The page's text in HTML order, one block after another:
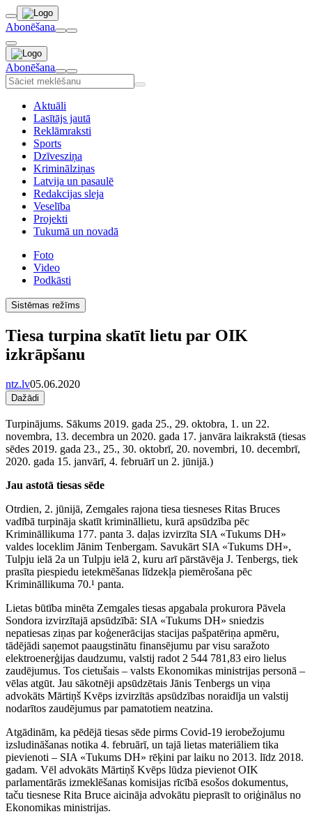
Abonēšana
Abonēšana
Aktuāli
Lasītājs jautā
Reklāmraksti
Sports
Dzīvesziņa
Kriminālziņas
Latvija un pasaulē
Redakcijas sleja
Veselība
Projekti
Tukumā un novadā
Foto
Video
Podkāsti
Sistēmas režīms
Tiesa turpina skatīt lietu par OIK
izkrāpšanu
ntz.lv05.06.2020
Dažādi
Turpinājums. Sākums 2019. gada 25., 29. oktobra, 1. un 22.
novembra, 13. decembra un 2020. gada 17. janvāra laikrakstā (tiesas
sēdes 2019. gada 23., 25., 30. oktobrī, 20. novembri, 10. decembrī,
2020. gada 15. janvārī, 4. februārī un 2. jūnijā.)
Jau astotā tiesas sēde
Otrdien, 2. jūnijā, Zemgales rajona tiesa tiesneses Ritas Bruces
vadībā turpināja skatīt krimināllietu, kurā apsūdzība pēc
Krimināllikuma 177. panta 3. daļas izvirzīta SIA «Tukums DH»
valdes loceklim Jānim Tenbergam. Savukārt SIA «Tukums DH»,
Tulpju ielā 2a un Tulpju ielā 2, kuru arī pārstāvēja J. Tenbergs, tiek
prasīta piespiedu ietekmēšanas līdzekļa piemērošana pēc
Krimināllikuma 70.¹ panta.
Lietas būtība minēta Zemgales tiesas apgabala prokurora Pāvela
Sondora izvirzītajā apsūdzībā: SIA «Tukums DH» sniedzis
nepatiesas ziņas par koģenerācijas stacijas pašpatēriņa apmēru,
tādējādi saņemot paaugstinātu finansējumu par visu saražoto
elektroenerģijas daudzumu, valstij radot 2 544 781,83 eiro lielus
zaudējumus. Tos cietušais – valsts Ekonomikas ministrijas personā –
vēlas atgūt. Jau sākotnēji apsūdzētais Jānis Tenbergs un viņa
advokāts Mārtiņš Kvēps izvirzītās apsūdzības noraidīja un valstij
nodarītos zaudējumus par pamatotiem neatzina.
Atgādinām, ka pēdējā tiesas sēde pirms Covid-19 ierobežojumu
izsludināšanas notika 4. februārī, un tajā lietas materiāliem tika
pievienoti – SIA «Tukums DH» rēķini par laiku no 2013. līdz 2018.
gadam. Vēl advokāts Mārtiņš Kvēps lūdza pievienot OIK
parlamentārās izmeklēšanas komisijas rīcībā esošos dokumentus,
taču tiesnese Rita Bruce aicināja advokātu pieprasīt to oriģinālus no
Ekonomikas ministrijas.